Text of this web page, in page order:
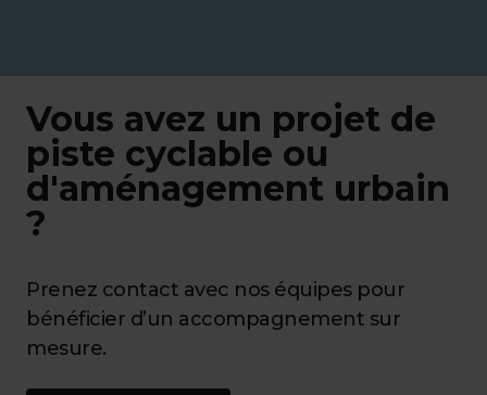
Vous avez un projet de
piste cyclable ou
d'aménagement urbain
?
Prenez contact avec nos équipes pour
bénéficier d’un accompagnement sur
mesure.